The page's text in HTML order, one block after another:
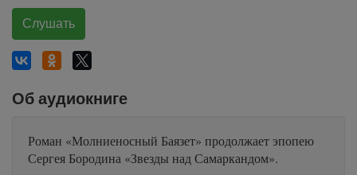
Слушать
Об аудиокниге
Роман «Молниеносный Баязет» продолжает эпопею
Сергея Бородина «Звезды над Самаркандом».